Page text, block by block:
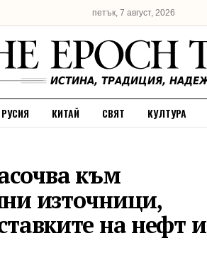
петък, 7 август, 2026
РУСИЯ КИТАЙ СВЯТ КУЛТУРА
към
източници,
на нефт и